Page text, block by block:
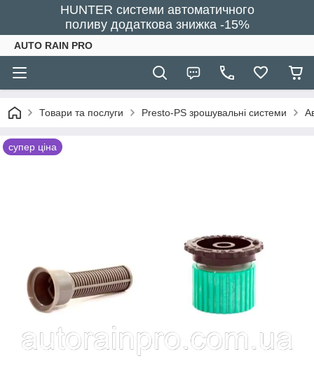
HUNTER системи автоматичного
поливу додаткова знижка -15%
AUTO RAIN PRO
Товари та послуги Presto-PS зрошувальні системи
супер ціна